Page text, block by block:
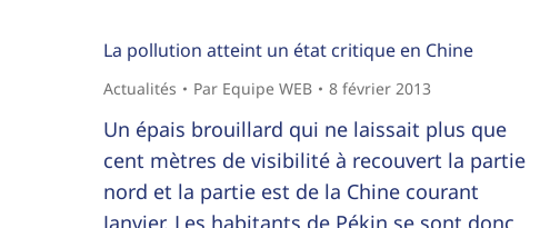
La pollution atteint un état critique en Chine
Actualités Par Equipe WEB 8 février 2013
Un épais brouillard qui ne laissait plus que
cent mètres de visibilité à recouvert la partie
nord et la partie est de la Chine courant
Janvier. Les habitants de Pékin se sont donc